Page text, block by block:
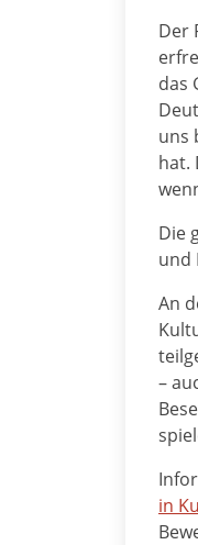
Der
das
uns
hat.
Die
und
An
–
in